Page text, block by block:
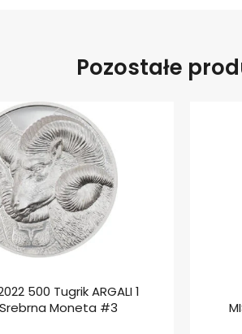
Pozostałe
500 Tugrik ARGALI 1
Moneta #3